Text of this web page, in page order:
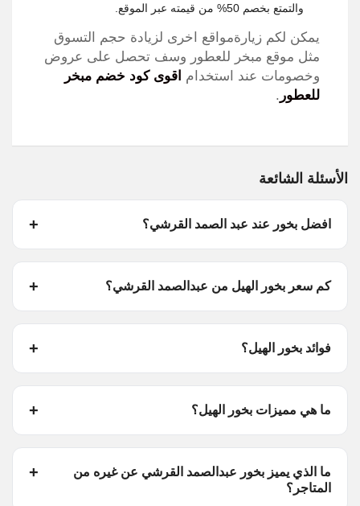
والتمتع بخصم 50% من قيمته عبر الموقع.
يمكن لكم زيارةمواقع اخرى لزيادة حجم التسوق
مثل موقع مبخر للعطور وسف تحصل على عروض
وخصومات عند استخدام اقوى كود خضم مبخر
للعطور .
الأسئلة الشائعة
افضل بخور عند عبد الصمد القرشي؟
كم سعر بخور الهيل من عبدالصمد القرشي؟
فوائد بخور الهيل؟
ما هي مميزات بخور الهيل؟
ما الذي يميز بخور عبدالصمد القرشي عن غيره من
المتاجر؟